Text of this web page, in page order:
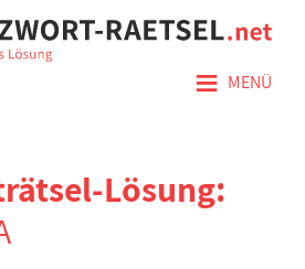
≡ MENÜ
Lösung: